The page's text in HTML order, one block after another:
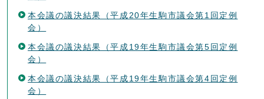
本会議の議決結果（平成20年生駒市議会第1回定例
会）
本会議の議決結果（平成19年生駒市議会第5回定例
会）
本会議の議決結果（平成19年生駒市議会第4回定例
会）